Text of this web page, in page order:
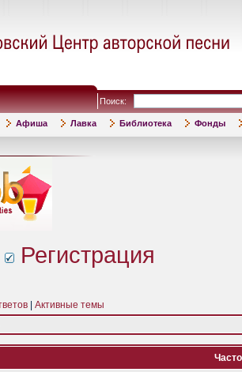
Поиск:
Афиша Лавка Библиотека Фонды
Регистрация
Активные темы